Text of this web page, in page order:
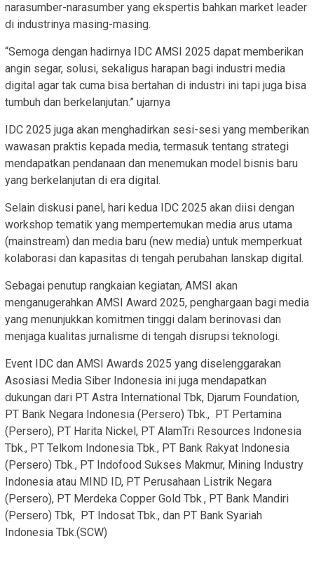
narasumber-narasumber yang ekspertis bahkan market leader
di industrinya masing-masing.
“Semoga dengan hadirnya IDC AMSI 2025 dapat memberikan
angin segar, solusi, sekaligus harapan bagi industri media
digital agar tak cuma bisa bertahan di industri ini tapi juga bisa
tumbuh dan berkelanjutan.” ujarnya
IDC 2025 juga akan menghadirkan sesi-sesi yang memberikan
wawasan praktis kepada media, termasuk tentang strategi
mendapatkan pendanaan dan menemukan model bisnis baru
yang berkelanjutan di era digital.
Selain diskusi panel, hari kedua IDC 2025 akan diisi dengan
workshop tematik yang mempertemukan media arus utama
(mainstream) dan media baru (new media) untuk memperkuat
kolaborasi dan kapasitas di tengah perubahan lanskap digital.
Sebagai penutup rangkaian kegiatan, AMSI akan
menganugerahkan AMSI Award 2025, penghargaan bagi media
yang menunjukkan komitmen tinggi dalam berinovasi dan
menjaga kualitas jurnalisme di tengah disrupsi teknologi.
Event IDC dan AMSI Awards 2025 yang diselenggarakan
Asosiasi Media Siber Indonesia ini juga mendapatkan
dukungan dari PT Astra International Tbk, Djarum Foundation,
PT Bank Negara Indonesia (Persero) Tbk., PT Pertamina
(Persero), PT Harita Nickel, PT AlamTri Resources Indonesia
Tbk., PT Telkom Indonesia Tbk., PT Bank Rakyat Indonesia
(Persero) Tbk., PT Indofood Sukses Makmur, Mining Industry
Indonesia atau MIND ID, PT Perusahaan Listrik Negara
(Persero), PT Merdeka Copper Gold Tbk., PT Bank Mandiri
(Persero) Tbk, PT Indosat Tbk., dan PT Bank Syariah
Indonesia Tbk.(SCW)